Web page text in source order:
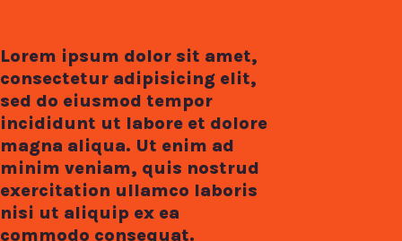
Lorem ipsum dolor sit amet,
consectetur adipisicing elit,
sed do eiusmod tempor
incididunt ut labore et dolore
magna aliqua. Ut enim ad
minim veniam, quis nostrud
exercitation ullamco laboris
nisi ut aliquip ex ea
commodo consequat.